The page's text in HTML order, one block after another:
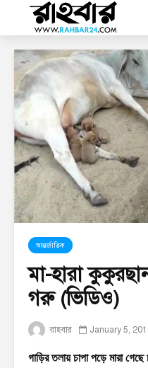
আন্তর্জাতিক
মা-হারা
গরু (ভিডিও)
রাহবার January 5,
গাড়ির তলায় চাপা পড়ে মারা